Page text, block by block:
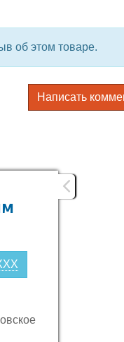
об этом товаре.
Написать